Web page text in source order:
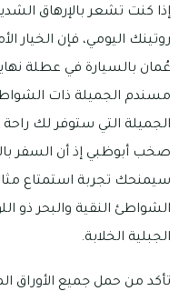
إذا كنت تشعر بالإرهاق
روتينك اليومي، فإن الخيار
عُمان بالسيارة في عطلة
مسندم الجميلة ذات
الجميلة التي ستوفر لك
صخب أبوظبي إذ أن السفر
سيمنحك تجربة استمتاع
الشواطئ النقية والبحر ذو
الجبلية الخلابة.
تأكد من حمل جميع الأوراق